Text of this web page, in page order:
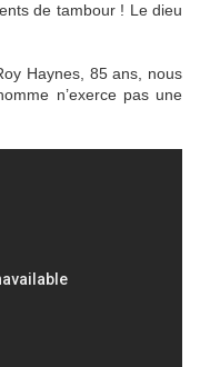
de tambour ! Le dieu
Haynes, 85 ans, nous
n’exerce pas une